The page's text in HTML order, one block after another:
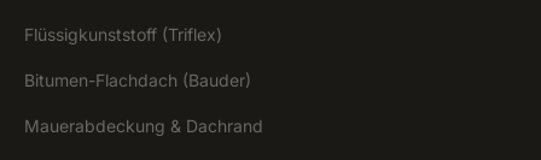
Flüssigkunststoff (Triflex)
Bitumen-Flachdach (Bauder)
Mauerabdeckung & Dachrand